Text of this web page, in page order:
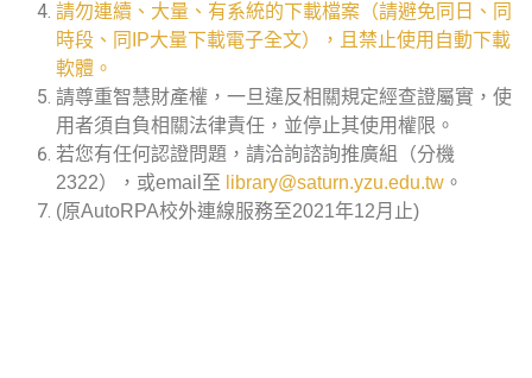
請勿連續、大量、有系統的下載檔案（請避免同日、同
時段、同IP大量下載電子全文），且禁止使用自動下載
軟體。
請尊重智慧財產權，一旦違反相關規定經查證屬實，使
用者須自負相關法律責任，並停止其使用權限。
若您有任何認證問題，請洽詢諮詢推廣組（分機
2322），或email至 library@saturn.yzu.edu.tw 。
(原AutoRPA校外連線服務至2021年12月止)